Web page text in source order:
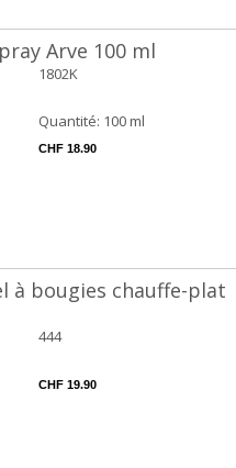
Arve 100 ml
1802K
Quantité: 100 ml
CHF 18.90
à bougies chauffe-plat
444
CHF 19.90